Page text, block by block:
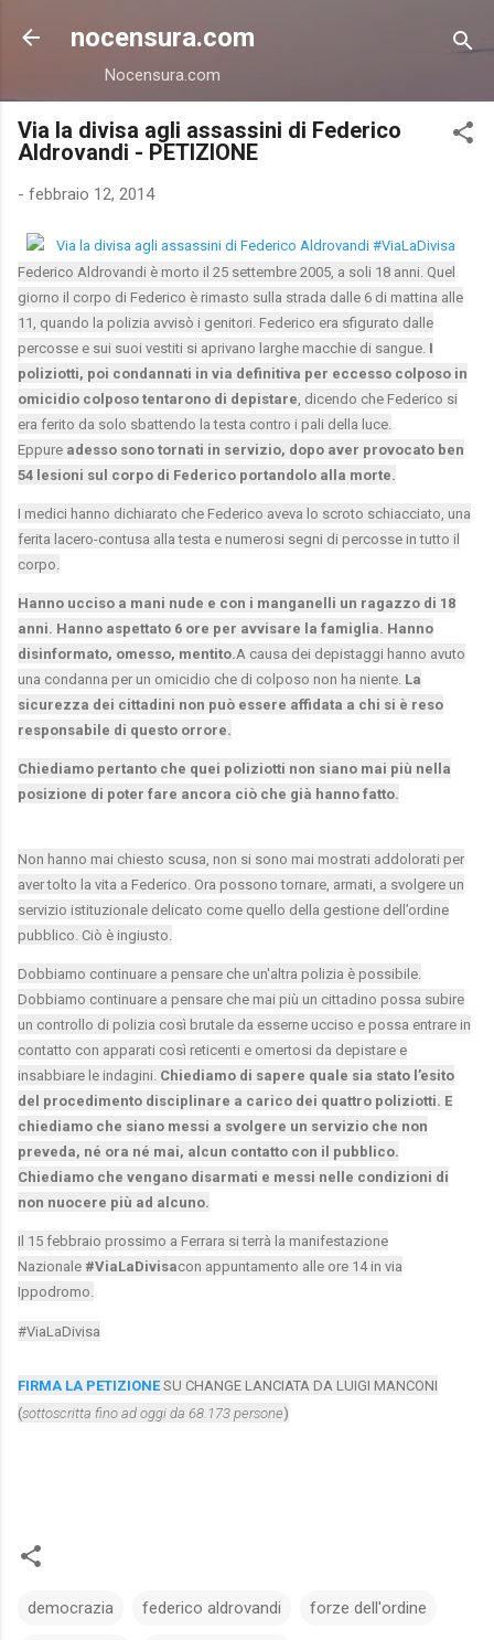
Passa ai contenuti principali
nocensura.com
Nocensura.com
Via la divisa agli assassini di Federico
Aldrovandi - PETIZIONE
- febbraio 12, 2014
Federico Aldrovandi è morto il 25 settembre 2005, a soli 18 anni. Quel
giorno il corpo di Federico è rimasto sulla strada dalle 6 di mattina alle
11, quando la polizia avvisò i genitori. Federico era sfigurato dalle
percosse e sui suoi vestiti si aprivano larghe macchie di sangue. I
poliziotti, poi condannati in via definitiva per eccesso colposo in
omicidio colposo tentarono di depistare , dicendo che Federico si
era ferito da solo sbattendo la testa contro i pali della luce.
Eppure adesso sono tornati in servizio, dopo aver provocato ben
54 lesioni sul corpo di Federico portandolo alla morte.
I medici hanno dichiarato che Federico aveva lo scroto schiacciato, una
ferita lacero-contusa alla testa e numerosi segni di percosse in tutto il
corpo.
Hanno ucciso a mani nude e con i manganelli un ragazzo di 18
anni. Hanno aspettato 6 ore per avvisare la famiglia. Hanno
disinformato, omesso, mentito.A causa dei depistaggi hanno avuto
una condanna per un omicidio che di colposo non ha niente. La
sicurezza dei cittadini non può essere affidata a chi si è reso
responsabile di questo orrore.
Chiediamo pertanto che quei poliziotti non siano mai più nella
posizione di poter fare ancora ciò che già hanno fatto.
Non hanno mai chiesto scusa, non si sono mai mostrati addolorati per
aver tolto la vita a Federico. Ora possono tornare, armati, a svolgere un
servizio istituzionale delicato come quello della gestione dell’ordine
pubblico. Ciò è ingiusto.
Dobbiamo continuare a pensare che un'altra polizia è possibile.
Dobbiamo continuare a pensare che mai più un cittadino possa subire
un controllo di polizia così brutale da esserne ucciso e possa entrare in
contatto con apparati così reticenti e omertosi da depistare e
insabbiare le indagini. Chiediamo di sapere quale sia stato l’esito
del procedimento disciplinare a carico dei quattro poliziotti. E
chiediamo che siano messi a svolgere un servizio che non
preveda, né ora né mai, alcun contatto con il pubblico.
Chiediamo che vengano disarmati e messi nelle condizioni di
non nuocere più ad alcuno.
Il 15 febbraio prossimo a Ferrara si terrà la manifestazione
Nazionale #ViaLaDivisacon appuntamento alle ore 14 in via
Ippodromo.
#ViaLaDivisa
FIRMA LA PETIZIONESU CHANGE LANCIATA DA LUIGI MANCONI
(sottoscritta fino ad oggi da 68.173 persone)
democrazia federico aldrovandi forze dell'ordine